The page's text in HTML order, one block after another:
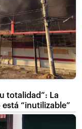
totalidad”: La
“inutilizable”